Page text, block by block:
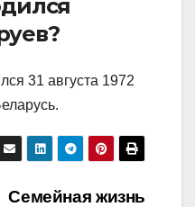
31 августа 1972
Семейная жизнь